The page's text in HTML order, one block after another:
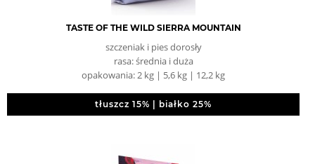
TASTE OF THE WILD SIERRA MOUNTAIN
szczeniak i pies dorosły
rasa: średnia i duża
opakowania: 2 kg | 5,6 kg | 12,2 kg
tłuszcz 15% | białko 25%